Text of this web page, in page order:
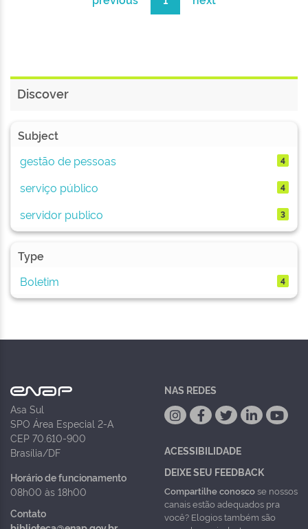
Discover
Subject
gestão de pessoas
4
serviço público 4
servidor publico 3
Type
Boletim
4
Asa Sul
SPO Área Especial 2-A
CEP 70.610-900
Brasília/DF
Horário de funcionamento
08h00 às 18h00
Contato
NAS REDES
ACESSIBILIDADE
DEIXE SEU FEEDBACK
Compartilhe conoscose nossos
canais estão adequados pra
você? Elogios também são